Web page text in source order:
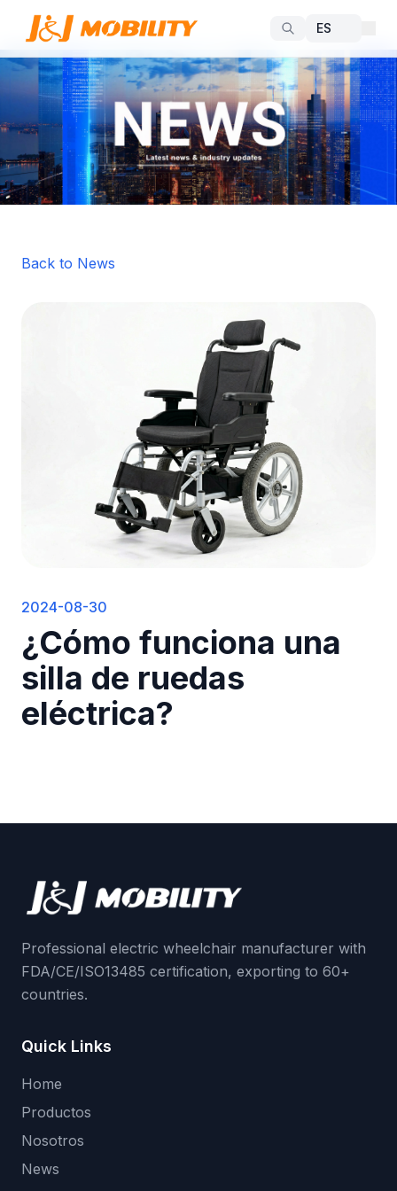
Back to News
2024-08-30
¿Cómo funciona una
silla de ruedas
eléctrica?
Professional electric wheelchair manufacturer with
FDA/CE/ISO13485 certification, exporting to 60+
countries.
Quick Links
Home
Productos
Nosotros
News